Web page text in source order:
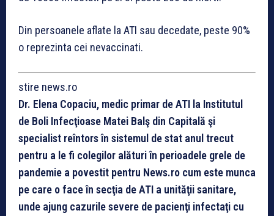
Din persoanele aflate la ATI sau decedate, peste 90%
o reprezinta cei nevaccinati.
stire news.ro
Dr. Elena Copaciu, medic primar de ATI la Institutul
de Boli Infecţioase Matei Balş din Capitală şi
specialist reîntors în sistemul de stat anul trecut
pentru a le fi colegilor alături în perioadele grele de
pandemie a povestit pentru News.ro cum este munca
pe care o face în secţia de ATI a unităţii sanitare,
unde ajung cazurile severe de pacienţi infectaţi cu